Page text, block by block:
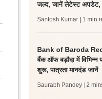
जल्द, जानें लेटेस्ट अपडेट,
Santosh Kumar | 1 min
Bank of Baroda
बैंक ऑफ बड़ौदा में विभिन्न
शुरू, पात्रता मानदंड जानें
Saurabh Pandey | 2